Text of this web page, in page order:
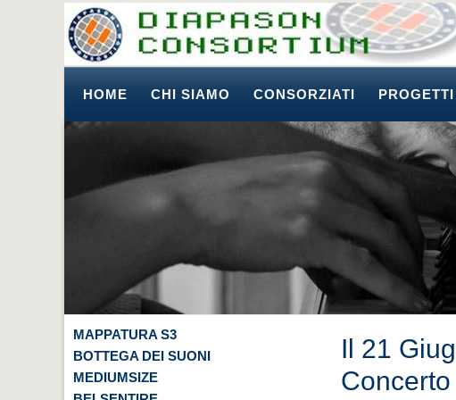
HOME CHI SIAMO CONSORZIATI PROGETTI
MAPPATURA S3
BOTTEGA DEI SUONI
MEDIUMSIZE
Il 21